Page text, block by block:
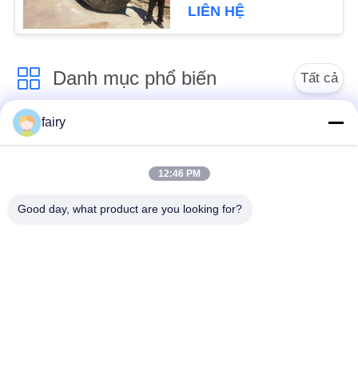
LIÊN HỆ
Danh mục phổ biến
Tất cả
Khí nén hàng hải
Yokohama
nén
Túi khí cao su biển
fairy
12:46 PM
Good day, what product are you looking for?